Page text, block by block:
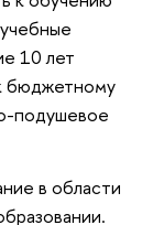
10 лет
бюджетному
подушевое
в области